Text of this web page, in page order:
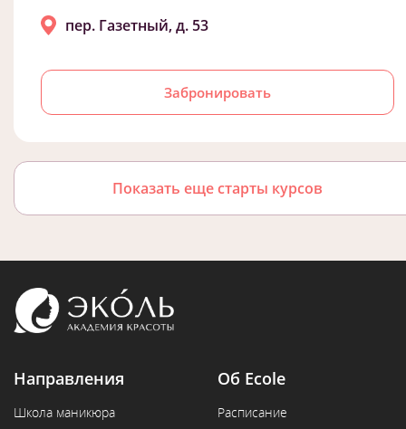
Забронировать
пер. Газетный, д. 53
Показать еще старты курсов
Направления
Школа маникюра
Об Ecole
Расписание